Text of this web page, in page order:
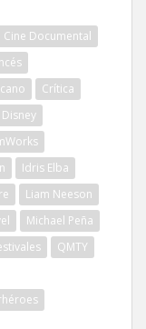
Cine Documental
Crítica
Disney
Idris Elba
Liam Neeson
Michael Peña
QMTY